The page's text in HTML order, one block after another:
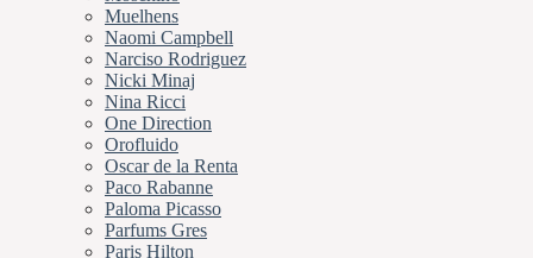
Muelhens
Naomi Campbell
Narciso Rodriguez
Nicki Minaj
Nina Ricci
One Direction
Orofluido
Oscar de la Renta
Paco Rabanne
Paloma Picasso
Parfums Gres
Paris Hilton